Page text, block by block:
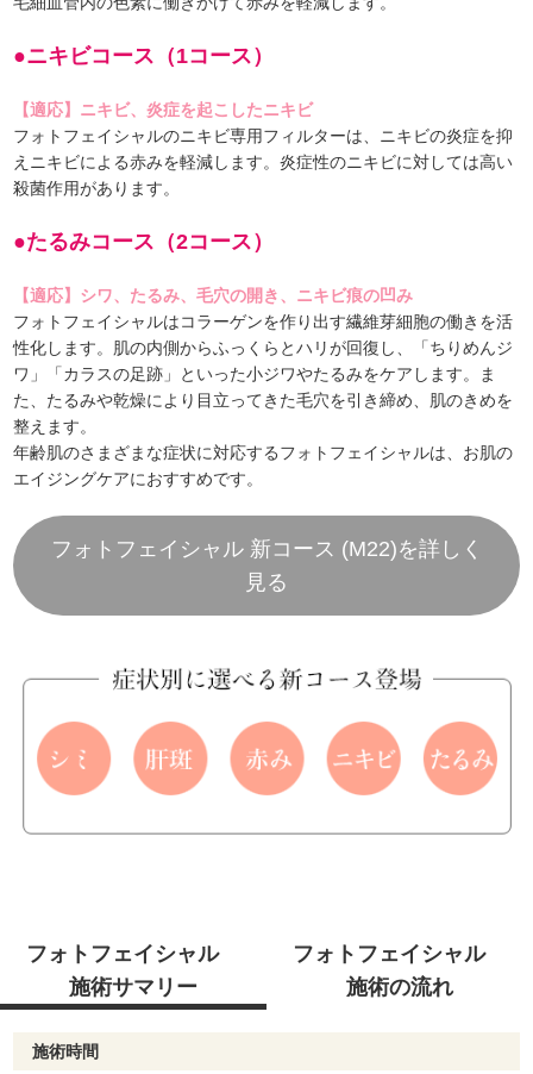
●ニキビコース（1コース）
【適応】ニキビ、炎症を起こしたニキビ
フォトフェイシャルのニキビ専用フィルターは、ニキビの炎症を抑
えニキビによる赤みを軽減します。炎症性のニキビに対しては高い
殺菌作用があります。
●たるみコース（2コース）
【適応】シワ、たるみ、毛穴の開き、ニキビ痕の凹み
フォトフェイシャルはコラーゲンを作り出す繊維芽細胞の働きを活
性化します。肌の内側からふっくらとハリが回復し、「ちりめんジ
ワ」「カラスの足跡」といった小ジワやたるみをケアします。ま
た、たるみや乾燥により目立ってきた毛穴を引き締め、肌のきめを
整えます。
年齢肌のさまざまな症状に対応するフォトフェイシャルは、お肌の
エイジングケアにおすすめです。
フォトフェイシャル 新コース (M22)を詳しく
見る
フォトフェイシャル
施術サマリー
フォトフェイシャル
施術の流れ
施術時間